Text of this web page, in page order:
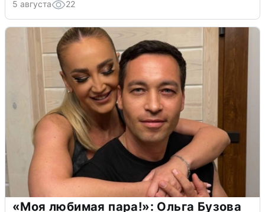
5 августа 22
«Моя любимая пара!»: Ольга Бузова